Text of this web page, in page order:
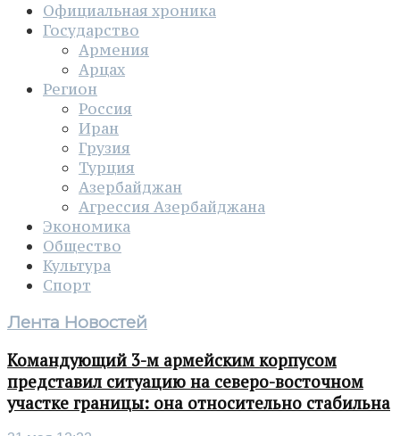
Официальная хроника
Государство
Армения
Арцах
Регион
Россия
Иран
Грузия
Турция
Азербайджан
Агрессия Азербайджана
Экономика
Общество
Культура
Спорт
Лента Новостей
Командующий 3-м армейским корпусом
представил ситуацию на северо-восточном
участке границы: она относительно стабильна